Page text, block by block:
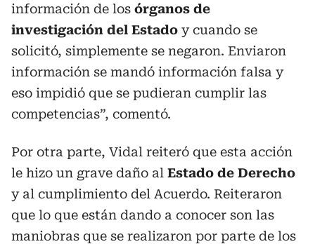
información de los órganos de
investigación del Estado y cuando se
solicitó, simplemente se negaron. Enviaron
información se mandó información falsa y
eso impidió que se pudieran cumplir las
competencias”, comentó.
Por otra parte, Vidal reiteró que esta acción
le hizo un grave daño al Estado de Derecho
y al cumplimiento del Acuerdo. Reiteraron
que lo que están dando a conocer son las
maniobras que se realizaron por parte de los